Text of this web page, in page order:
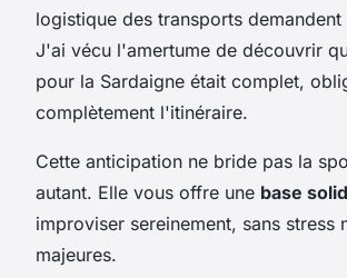
logistique des transports demandent
J'ai vécu l'amertume de découvrir
pour la Sardaigne était complet,
complètement l'itinéraire.
Cette anticipation ne bride pas la
autant. Elle vous offre une base
improviser sereinement, sans stress
majeures.